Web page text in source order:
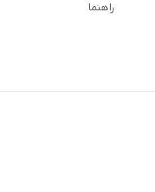
راهنما